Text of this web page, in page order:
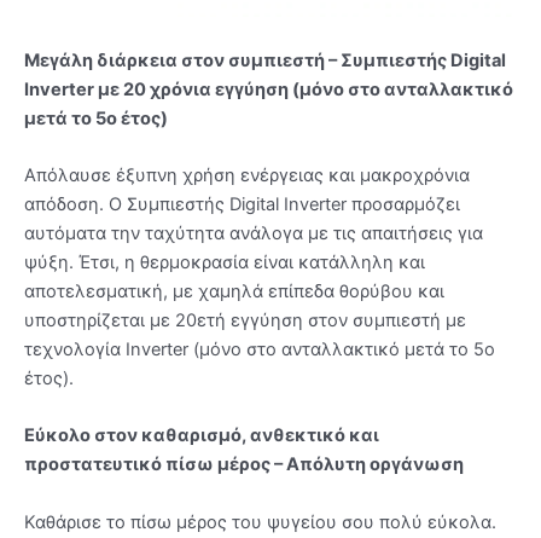
Μεγάλη διάρκεια στον συμπιεστή – Συμπιεστής Digital
Inverter με 20 χρόνια εγγύηση (μόνο στο ανταλλακτικό
μετά το 5ο έτος)
Απόλαυσε έξυπνη χρήση ενέργειας και μακροχρόνια
απόδοση. Ο Συμπιεστής Digital Inverter προσαρμόζει
αυτόματα την ταχύτητα ανάλογα με τις απαιτήσεις για
ψύξη. Έτσι, η θερμοκρασία είναι κατάλληλη και
αποτελεσματική, με χαμηλά επίπεδα θορύβου και
υποστηρίζεται με 20ετή εγγύηση στον συμπιεστή με
τεχνολογία Ιnverter (μόνο στο ανταλλακτικό μετά το 5ο
έτος).
Εύκολο στον καθαρισμό, ανθεκτικό και
προστατευτικό πίσω μέρος – Απόλυτη οργάνωση
Καθάρισε το πίσω μέρος του ψυγείου σου πολύ εύκολα.